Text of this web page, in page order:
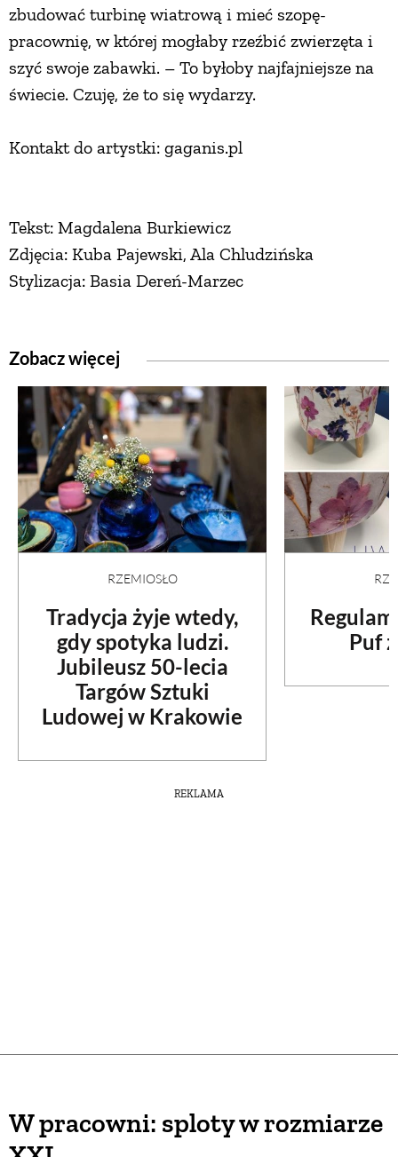
zbudować turbinę wiatrową i mieć szopę-
pracownię, w której mogłaby rzeźbić zwierzęta i
szyć swoje zabawki. – To byłoby najfajniejsze na
świecie. Czuję, że to się wydarzy.
Kontakt do artystki: gaganis.pl
Tekst: Magdalena Burkiewicz
Zdjęcia: Kuba Pajewski, Ala Chludzińska
Stylizacja: Basia Dereń-Marzec
Zobacz więcej
RZEMIOSŁO
Tradycja żyje wtedy,
gdy spotyka ludzi.
Jubileusz 50-lecia
Targów Sztuki
Ludowej w Krakowie
Puf
REKLAMA
W pracowni: sploty w rozmiarze